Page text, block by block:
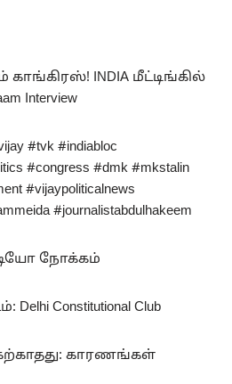
காங்கிரஸ்! INDIA மீட்டிங்கில்
Interview
#tvk #indiabloc
#congress #dmk #mkstalin
#vijaypoliticalnews
#journalistabdulhakeem
நோக்கம்
Delhi Constitutional Club
காரணங்கள்